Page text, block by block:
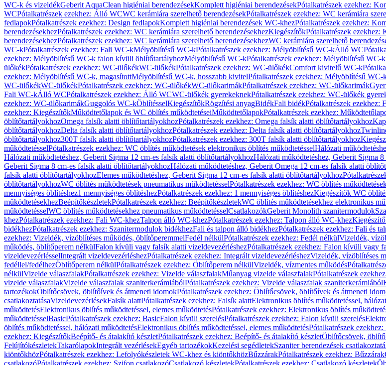
WC-k és vizeldékGeberit AquaClean higiéniai berendezésekKomplett higiéniai berendezésekPótalkatrészek ezekhez:
WCPótalkatrészek ezekhez: Álló WCWC kerámiára szerelhető berendezésekPótalkatrészek ezekhez: WC kerámiára
fedlapokPótalkatrészek ezekhez: Design fedlapokKomplett higiéniai berendezések WC-khezPótalkatrészek ezekhez:
berendezésekhezPótalkatrészek ezekhez: WC kerámiára szerelhető berendezésekhezKiegészítőkPótalkatrészek ezekhez:
berendezésekhezPótalkatrészek ezekhez: WC kerámiára szerelhető berendezésekhezWC kerámiára szerelhető
WC-kPótalkatrészek ezekhez: Fali WC-kMélyöblítésű WC-kPótalkatrészek ezekhez: Mélyöblítésű WC-kÁlló WC
ezekhez: Mélyöblítésű WC-k falon kívüli öblítőtartályhozMélyöblítésű WC-kPótalkatrészek ezekhez: Mélyöblítésű WC-k
ülőkékPótalkatrészek ezekhez: WC-ülőkékWC-ülőkékPótalkatrészek ezekhez: WC-ülőkékComfort kivitelű WC-k
ezekhez: Mélyöblítésű WC-k, magasítottMélyöblítésű WC-k, hosszabb kivitelPótalkatrészek ezekhez: Mélyöblítésű WC-
WC-ülőkékWC-ülőkékPótalkatrészek ezekhez: WC-ülőkékWC-ülőkarimákPótalkatrészek ezekhez: WC-ülőkarimák
Fali WC-kÁlló WCPótalkatrészek ezekhez: Álló WCWC-ülőkék gyerekeknekPótalkatrészek ezekhez: WC-ülőkék
ezekhez: WC-ülőkarimákGuggolós WC-kÖblítésselKiegészítőkRögzítési anyagBidékFali bidékPótalkatrészek ezekhez:
ezekhez: KiegészítőkMűködtetőlapok és WC öblítés működtetéseiMűködtetőlapokPótalkatrészek ezekhez:
öblítőtartályokhozOmega falsík alatti öblítőtartályokhozPótalkatrészek ezekhez: Omega falsík alatti öblítőtartályokhoz
öblítőtartályokhozDelta falsík alatti öblítőtartályokhozPótalkatrészek ezekhez: Delta falsík alatti öblítőtartályokhoz
öblítőtartályokhoz300T falsík alatti öblítőtartályokhozPótalkatrészek ezekhez: 300T falsík alatti öblítőtartályokhoz
működtetésselPótalkatrészek ezekhez: WC öblítés működtetések elektronikus öblítés működtetésselHálózati
Hálózati működtetéshez, Geberit Sigma 12 cm-es falsík alatti öblítőtartályokhozHálózati működtetéshez, Geberit Sigma
Geberit Sigma 8 cm-es falsík alatti öblítőtartályokhozHálózati működtetéshez, Geberit Omega 12 cm-es falsík alatti
falsík alatti öblítőtartályokhozElemes működtetéshez, Geberit Sigma 12 cm-es falsík alatti öblítőtartályokhoz
öblítőtartályokhozWC öblítés működtetések pneumatikus működtetésselPótalkatrészek ezekhez: WC öblítés
mennyiséges öblítéshez1 mennyiséges öblítéshezPótalkatrészek ezekhez: 1 mennyiséges öblítéshezKiegészítők WC
működtetésekhezBeépítőkészletekPótalkatrészek ezekhez: BeépítőkészletekWC öblítés működtetésekhez elektronikus
működtetésselWC öblítés működtetésekhez pneumatikus működtetésselCsatlakozókGeberit Monolith szanitermodulok
khezPótalkatrészek ezekhez: Fali WC-khezTalpon álló WC-khezPótalkatrészek ezekhez: Talpon álló WC-khez
bidékhezPótalkatrészek ezekhez: Szanitermodulok bidékhezFali és talpon álló bidékhezPótalkatrészek ezekhez: Fali és
ezekhez: Vizeldék, vízöblítéses működés, öblítőperemmelFedél nélkülPótalkatrészek ezekhez: Fedél nélkülVizeldék,
működés, öblítőperem nélkülFalon kívüli vagy falsík alatti vizeldevezérléshezPótalkatrészek ezekhez: Falon kívüli vagy
vizeldevezérlésselIntegrált vizeldevezérléshezPótalkatrészek ezekhez: Integrált vizeldevezérléshezVizeldék, vízöblítéses
fedéllel/fedélhezÖblítőperem nélkülPótalkatrészek ezekhez: Öblítőperem nélkülVizeldék, vízmentes működés
nélkülVizelde válaszfalakPótalkatrészek ezekhez: Vizelde válaszfalakMűanyag vizelde válaszfalakPótalkatrészek
vizelde válaszfalakVizelde válaszfalak szaniterkerámiábólPótalkatrészek ezekhez: Vizelde válaszfalak szaniterkerámiából
tartozékokÖblítőcsövek, öblítőívek és átmeneti idomokPótalkatrészek ezekhez: Öblítőcsövek, öblítőívek és átmeneti
csatlakoztatásaVizeldevezérlésekFalsík alattPótalkatrészek ezekhez: Falsík alattElektronikus öblítés működtetéssel,
működtetésElektronikus öblítés működtetéssel, elemes működtetésPótalkatrészek ezekhez: Elektronikus öblítés
működtetésselBasicPótalkatrészek ezekhez: BasicFalon kívüli szerelésPótalkatrészek ezekhez: Falon kívüli szerelés
öblítés működtetéssel, hálózati működtetésElektronikus öblítés működtetéssel, elemes működtetésPótalkatrészek
ezekhez: KiegészítőkBeépítő- és átalakító készletPótalkatrészek ezekhez: Beépítő- és átalakító készletÖblítőcsövek,
FelújítókészletekTakarólapokIntegrált vezérlésekEgyéb tartozékokKezelési segédletekSzaniter berendezések
kiöntőkhözPótalkatrészek ezekhez: Lefolyókészletek WC-khez és kiöntőkhözBűzzárakPótalkatrészek ezekhez: Bűzzárak
csatlakozóPótalkatrészek ezekhez: Szifon csatlakozóCsatlakozó készletekPótalkatrészek ezekhez: Csatlakozó készletek